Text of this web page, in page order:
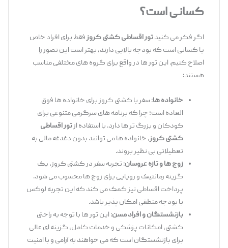
کسانی است؟
اگر فکر می‌ کنیدتور اقساطی کشتی کروزفقط برای افراد خاص
یا کسانی است که بودجه بالایی دارند، بهتر است این تصور را
اصلاح کنیم. این تور ها در واقع برای گروه‌ های مختلفی مناسب
هستند:
خانواده ‌ها: سفر با کشتی کروز برای خانواده ‌ها فوق
‌العاده است؛ چرا که برنامه ‌های سرگرمی متنوعی برای
کودکان و بزرگ‌ تر ها دارد. با استفاده ازتور اقساطی
کشتی کروز، خانواده‌ ها می‌ توانند بدون دغدغه مالی به
تعطیلاتی بی ‌نظیر بروند.
زوج ‌ها و تازه‌ عروسان: تجربه سفر در کشتی کروز، یک
گزینه رمانتیک و رویایی برای زوج ‌ها محسوب می ‌شود.
پرداخت اقساطی نیز کمک می ‌کند که این تجربه لوکس
با بودجه منطقی امکان‌ پذیر باشد.
بازنشستگان و افراد مسن: این تور ها با توجه به راحتی
کشتی، امکانات پزشکی و خدمات کامل، گزینه ‌ای عالی
برای بازنشستگان است که می ‌خواهند به آرامی و با امنیت